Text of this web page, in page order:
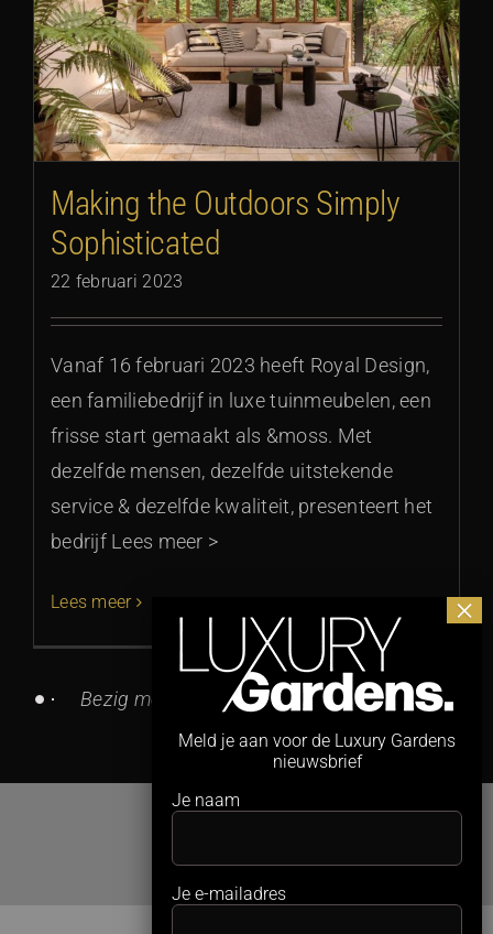
Making the Outdoors Simply
Sophisticated
22 februari 2023
Vanaf 16 februari 2023 heeft Royal Design,
een familiebedrijf in luxe tuinmeubelen, een
frisse start gemaakt als &moss. Met
dezelfde mensen, dezelfde uitstekende
service & dezelfde kwaliteit, presenteert het
bedrijf Lees meer >
Lees meer
Bezig met het ophalen van berichten...
Meld je aan voor de Luxury Gardens
nieuwsbrief
Je naam
Je e-mailadres